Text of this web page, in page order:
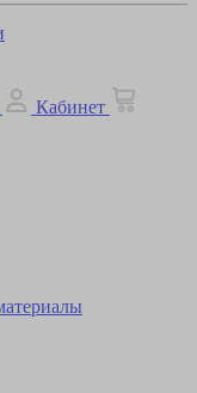
Кабинет